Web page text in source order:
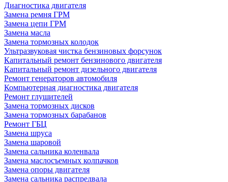
Диагностика двигателя
Замена ремня ГРМ
Замена цепи ГРМ
Замена масла
Замена тормозных колодок
Ультразвуковая чистка бензиновых форсунок
Капитальный ремонт бензинового двигателя
Капитальный ремонт дизельного двигателя
Ремонт генераторов автомобиля
Компьютерная диагностика двигателя
Ремонт глушителей
Замена тормозных дисков
Замена тормозных барабанов
Ремонт ГБЦ
Замена шруса
Замена шаровой
Замена сальника коленвала
Замена маслосъемных колпачков
Замена опоры двигателя
Замена сальника распредвала